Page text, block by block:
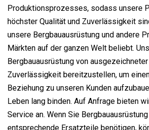
Produktionsprozesses, sodass unsere
höchster Qualität und Zuverlässigkeit
unsere Bergbauausrüstung und andere
Märkten auf der ganzen Welt beliebt.
Bergbauausrüstung von
Zuverlässigkeit bereitzustellen, um
Beziehung zu unseren Kunden
Leben lang binden. Auf Anfrage bieten
Service an. Wenn Sie
entsprechende Ersatzteile benötigen,